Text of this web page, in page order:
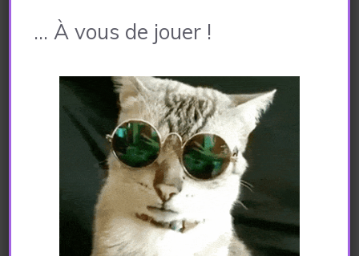
Animation d’ateliers dans le cadre du projet
Cet atelier
… À vous de jouer !